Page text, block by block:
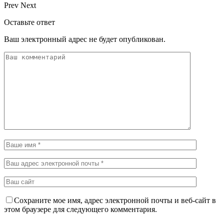
Prev Next
Оставьте ответ
Ваш электронный адрес не будет опубликован.
Сохраните мое имя, адрес электронной почты и веб-сайт в
этом браузере для следующего комментария.